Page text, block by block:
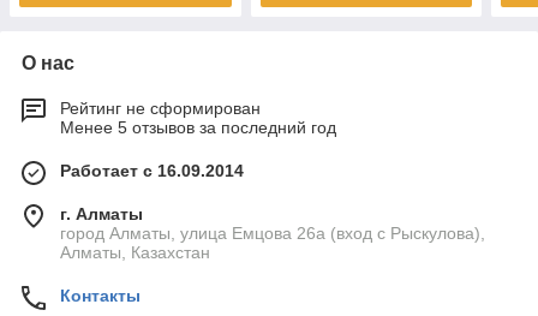
О нас
Рейтинг не сформирован
Менее 5 отзывов за последний год
Работает с 16.09.2014
г. Алматы
город Алматы, улица Емцова 26а (вход с Рыскулова),
Алматы, Казахстан
Контакты